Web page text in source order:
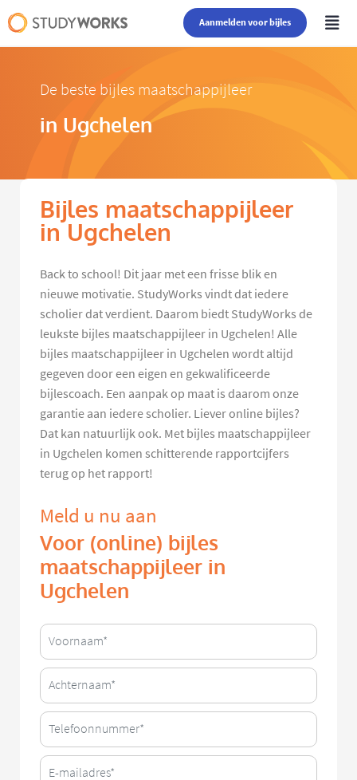
Aanmelden voor bijles
De beste bijles maatschappijleer
in Ugchelen
Bijles maatschappijleer
in Ugchelen
Back to school! Dit jaar met een frisse blik en
nieuwe motivatie. StudyWorks vindt dat iedere
scholier dat verdient. Daarom biedt StudyWorks de
leukste bijles maatschappijleer in Ugchelen! Alle
bijles maatschappijleer in Ugchelen wordt altijd
gegeven door een eigen en gekwalificeerde
bijlescoach. Een aanpak op maat is daarom onze
garantie aan iedere scholier. Liever online bijles?
Dat kan natuurlijk ook. Met bijles maatschappijleer
in Ugchelen komen schitterende rapportcijfers
terug op het rapport!
Meld u nu aan
Voor (online) bijles
maatschappijleer in
Ugchelen